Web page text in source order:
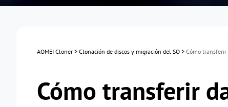
AOMEI Cloner > Clonación de discos y migración del SO > Cómo transferir
Cómo transferir